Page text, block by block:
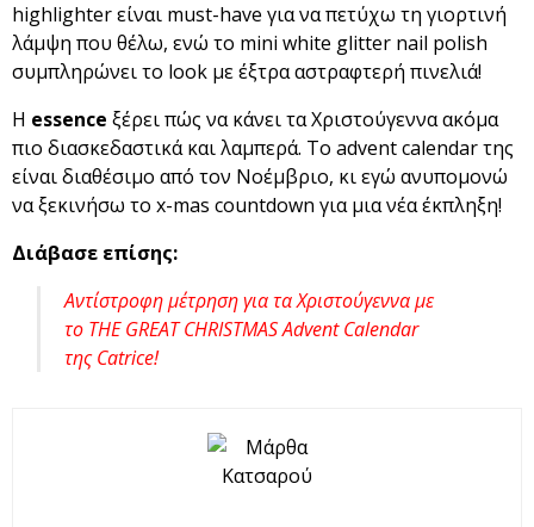
highlighter είναι must-have για να πετύχω τη γιορτινή
λάμψη που θέλω, ενώ το mini white glitter nail polish
συμπληρώνει το look με έξτρα αστραφτερή πινελιά!
Η essence ξέρει πώς να κάνει τα Χριστούγεννα ακόμα
πιο διασκεδαστικά και λαμπερά. Το advent calendar της
είναι διαθέσιμο από τον Νοέμβριο, κι εγώ ανυπομονώ
να ξεκινήσω το x-mas countdown για μια νέα έκπληξη!
Διάβασε επίσης:
Αντίστροφη μέτρηση για τα Χριστούγεννα με
το THE GREAT CHRISTMAS Advent Calendar
της Catrice!